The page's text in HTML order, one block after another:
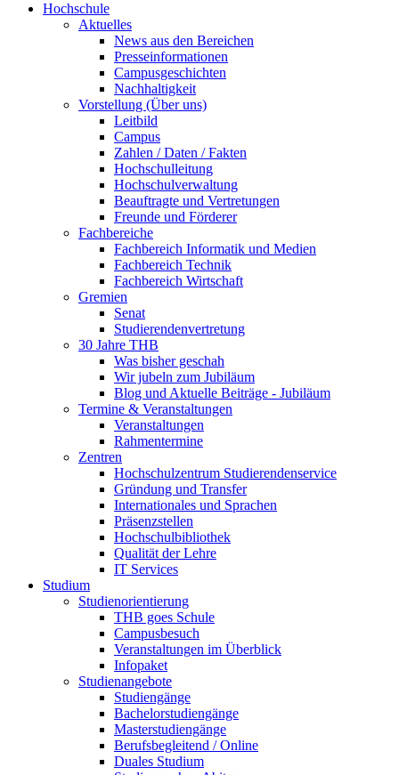
Hochschule
Aktuelles
News aus den Bereichen
Presseinformationen
Campusgeschichten
Nachhaltigkeit
Vorstellung (Über uns)
Leitbild
Campus
Zahlen / Daten / Fakten
Hochschulleitung
Hochschulverwaltung
Beauftragte und Vertretungen
Freunde und Förderer
Fachbereiche
Fachbereich Informatik und Medien
Fachbereich Technik
Fachbereich Wirtschaft
Gremien
Senat
Studierendenvertretung
30 Jahre THB
Was bisher geschah
Wir jubeln zum Jubiläum
Blog und Aktuelle Beiträge - Jubiläum
Termine & Veranstaltungen
Veranstaltungen
Rahmentermine
Zentren
Hochschulzentrum Studierendenservice
Gründung und Transfer
Internationales und Sprachen
Präsenzstellen
Hochschulbibliothek
Qualität der Lehre
IT Services
Studium
Studienorientierung
THB goes Schule
Campusbesuch
Veranstaltungen im Überblick
Infopaket
Studienangebote
Studiengänge
Bachelorstudiengänge
Masterstudiengänge
Berufsbegleitend / Online
Duales Studium